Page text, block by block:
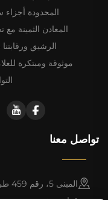
المحدودة
الرشيق
موثوقة ومبتكرة
تواصل معنا